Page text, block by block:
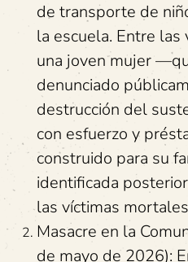
de transporte de
la escuela. Entre las
una joven mujer
denunciado
destrucción del
con esfuerzo y
construido para su
identificada
las víctimas
Masacre en la
de mayo de 2026):